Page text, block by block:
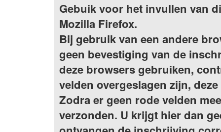
Gebuik voor het invullen van
Mozilla Firefox.
Bij gebruik van een andere
geen bevestiging van de
deze browsers gebruiken,
velden overgeslagen zijn,
Zodra er geen rode velden
verzonden. U krijgt hier dan